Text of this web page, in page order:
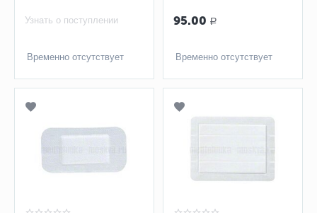
Узнать о поступлении
Временно отсутствует
95.00 Р
Временно отсутствует